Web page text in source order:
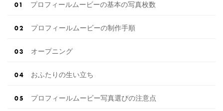
プロフィールムービーの基本の写真枚数
プロフィールムービーの制作手順
オープニング
おふたりの生い立ち
プロフィールムービー写真選びの注意点